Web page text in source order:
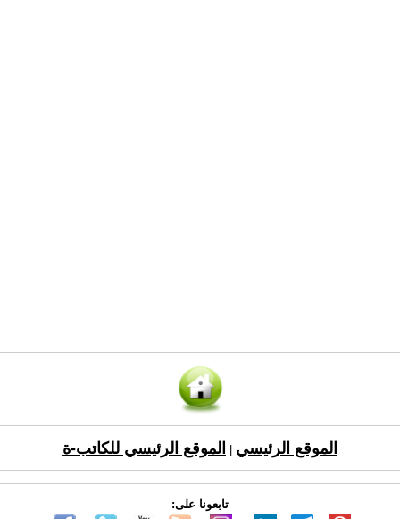
الموقع الرئيسي الموقع الرئيسي للكاتب-ة
تابعونا على: